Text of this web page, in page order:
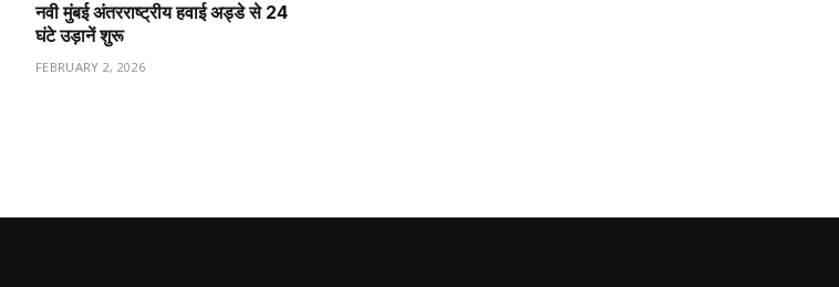
नवी मुंबई अंतरराष्ट्रीय हवाई अड्डे से 24
घंटे उड़ानें शुरू
FEBRUARY 2, 2026